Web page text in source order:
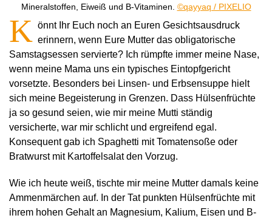
Mineralstoffen, Eiweiß und B-Vitaminen. ©qayyaq / PIXELIO
K önnt Ihr Euch noch an Euren Gesichtsausdruck
erinnern, wenn Eure Mutter das obligatorische
Samstagsessen servierte? Ich rümpfte immer meine Nase,
wenn meine Mama uns ein typisches Eintopfgericht
vorsetzte. Besonders bei Linsen- und Erbsensuppe hielt
sich meine Begeisterung in Grenzen. Dass Hülsenfrüchte
ja so gesund seien, wie mir meine Mutti ständig
versicherte, war mir schlicht und ergreifend egal.
Konsequent gab ich Spaghetti mit Tomatensoße oder
Bratwurst mit Kartoffelsalat den Vorzug.
Wie ich heute weiß, tischte mir meine Mutter damals keine
Ammenmärchen auf. In der Tat punkten Hülsenfrüchte mit
ihrem hohen Gehalt an Magnesium, Kalium, Eisen und B-